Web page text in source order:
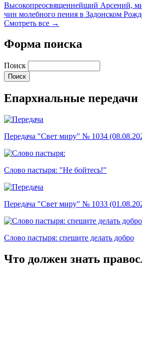
Высокопреосвященнейший Арсений,
чин молебного пения в Задонском
Смотреть все →
Форма поиска
Поиск
Епархиальные передачи
Передача "Свет миру" № 1034
Слово пастыря: "Не бойтесь!"
Передача "Свет миру" № 1033
Слово пастыря: спешите делать добро
Что должен знать